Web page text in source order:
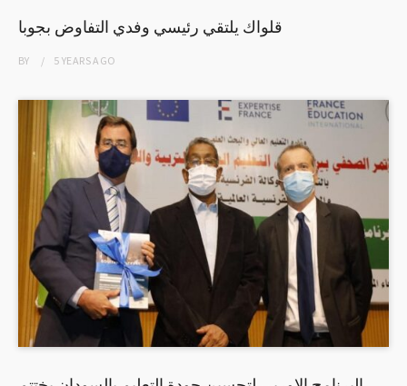
قلواك يلتقي رئيسي وفدي التفاوض بجوبا
BY 5 YEARSAGO